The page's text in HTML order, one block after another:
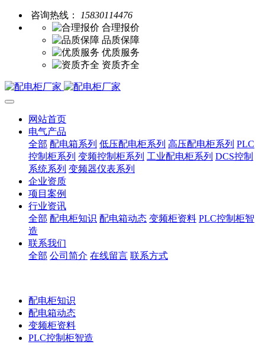
咨询热线：
15830114476
合理报价
品质保障
优质服务
资质齐全
网站首页
电气产品
全部 配电箱系列 低压配电柜系列 高压配电柜系列 PLC
控制柜系列 变频控制柜系列 工业配电柜系列 DCS控制
系统系列 变频器仪表系列
企业资质
项目案例
行业资讯
全部 配电柜知识 配电箱动态 变频柜资料 PLC控制柜智
造
联系我们
全部 公司简介 在线留言 联系方式
配电柜知识
配电箱动态
变频柜资料
PLC控制柜智造